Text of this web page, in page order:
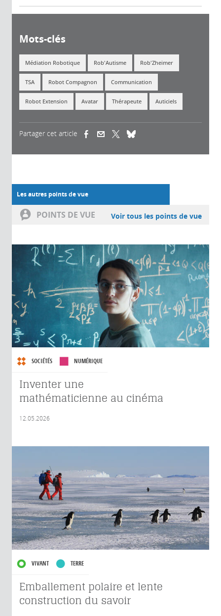
Mots-clés
Médiation Robotique Rob'Autisme Rob'Zheimer
TSA Robot Compagnon Communication
Robot Extension Avatar Thérapeute Auticiels
Partager cet article (link is external)(link is external)
Les autres points de vue
POINTS DE VUE Voir tous les points de vue
SOCIÉTÉS NUMÉRIQUE
Inventer une
mathématicienne au cinéma
12.05.2026
VIVANT TERRE
Emballement polaire et lente
construction du savoir